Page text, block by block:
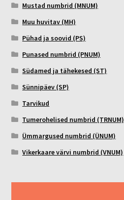
Mustad numbrid (MNUM)
Muu huvitav (MH)
Pühad ja soovid (PS)
Punased numbrid (PNUM)
Südamed ja tähekesed (ST)
Sünnipäev (SP)
Tarvikud
Tumerohelised numbrid (TRNUM)
Ümmargused numbrid (ÜNUM)
Vikerkaare värvi numbrid (VNUM)